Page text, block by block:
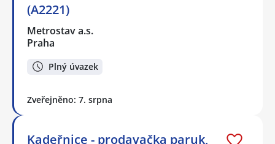
(A2221)
Metrostav a.s.
Praha
Plný úvazek
Zveřejněno: 7. srpna
Kadeřnice - prodavačka paruk,